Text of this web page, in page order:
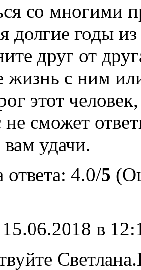
со многими
долгие годы
друг от
жизнь с ним
этот
не сможет
удачи.
ответа: 4.0/5
15.06.2018 в